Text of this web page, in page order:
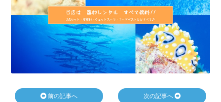
前の記事へ 次の記事へ